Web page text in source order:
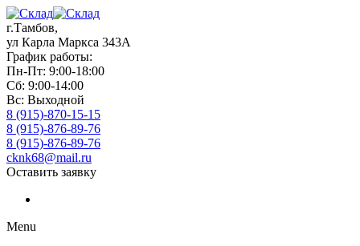
г.Тамбов,
ул Карла Маркса 343А
График работы:
Пн-Пт: 9:00-18:00
Сб: 9:00-14:00
Вс: Выходной
8 (915)-870-15-15
8 (915)-876-89-76
8 (915)-876-89-76
cknk68@mail.ru
Оставить заявку
Menu